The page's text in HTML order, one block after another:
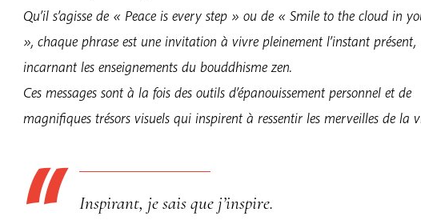
Qu’il s’agisse de « Peace is every step » ou de « Smile to the cloud in
», chaque phrase est une invitation à vivre pleinement l’instant présent,
incarnant les enseignements du bouddhisme zen.
Ces messages sont à la fois des outils d’épanouissement personnel et de
magnifiques trésors visuels qui inspirent à ressentir les merveilles de la
Inspirant, je sais que j’inspire.